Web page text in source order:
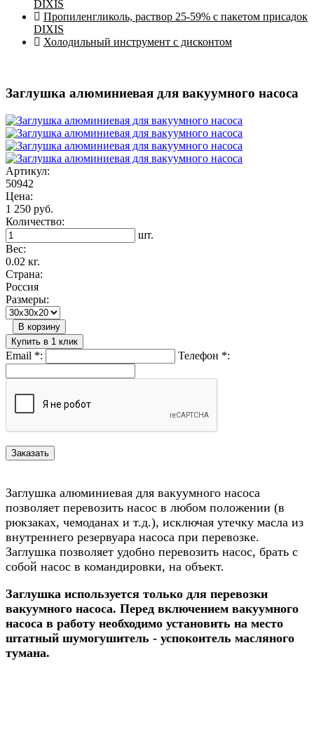
DIXIS
Пропиленгликоль, раствор 25-59% с пакетом присадок
DIXIS
Холодильный инструмент с дисконтом
Заглушка алюминиевая для вакуумного насоса
Артикул:
50942
Цена:
1 250 руб.
Количество:
шт.
Вес:
0.02 кг.
Страна:
Россия
Размеры:
В корзину
Купить в 1 клик
Email *: Телефон *:
Заглушка алюминиевая для вакуумного насоса
позволяет перевозить насос в любом положении (в
рюкзаках, чемоданах и т.д.), исключая утечку масла из
внутреннего резервуара насоса при перевозке.
Заглушка позволяет удобно перевозить насос, брать с
собой насос в командировки, на объект.
Заглушка используется только для перевозки
вакуумного насоса. Перед включением вакуумного
насоса в работу необходимо установить на место
штатный шумогушитель - успокоитель масляного
тумана.